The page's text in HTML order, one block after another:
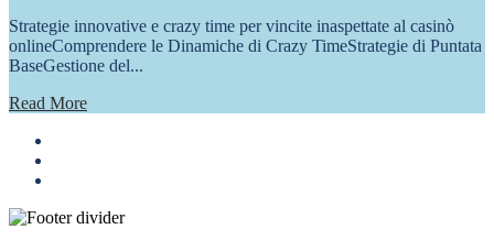
Strategie innovative e crazy time per vincite inaspettate al casinò
onlineComprendere le Dinamiche di Crazy TimeStrategie di Puntata
BaseGestione del...
Read More